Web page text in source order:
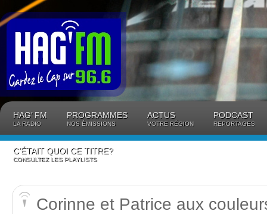
HAG’ FM
LA RADIO
PROGRAMMES
NOS ÉMISSIONS
ACTUS
VOTRE RÉGION
PODCAST
REPORTAGES
C’ÉTAIT QUOI CE TITRE?
CONSULTEZ LES PLAYLISTS
Corinne et Patrice aux
Panneau de gestion des cookies